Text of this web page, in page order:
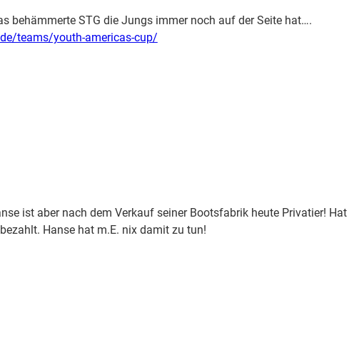
behämmerte STG die Jungs immer noch auf der Seite hat….
teams/youth-americas-cup/
ist aber nach dem Verkauf seiner Bootsfabrik heute Privatier! Hat
Hanse hat m.E. nix damit zu tun!